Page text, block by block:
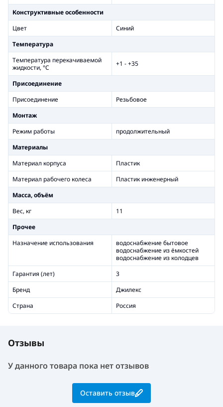
Конструктивные особенности
Цвет
Синий
Температура
Температура перекачиваемой
жидкости, °С
+1 - +35
Присоединение
Присоединение
Резьбовое
Монтаж
Режим работы
продолжительный
Материалы
Материал корпуса
Пластик
Материал рабочего колеса
Пластик инженерный
Масса, объём
Вес, кг
11
Прочее
Назначение использования
водоснабжение бытовое
водоснабжение из ёмкостей
водоснабжение из колодцев
Гарантия (лет)
3
Бренд
Джилекс
Страна
Россия
Отзывы
У данного товара пока нет отзывов
Оставить отзыв